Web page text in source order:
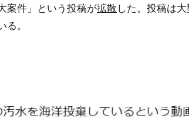
案件」という投稿が拡散 した。投稿は
。